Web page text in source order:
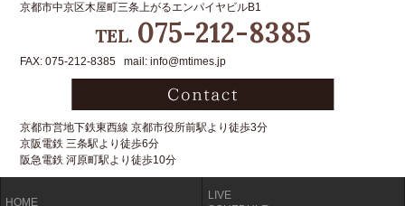
京都市中京区木屋町三条上がるエンパイヤビルB1
TEL. 075-212-8385
FAX: 075-212-8385 mail: info@mtimes.jp
京都市営地下鉄東西線 京都市役所前駅より徒歩3分
京阪電鉄 三条駅より徒歩6分
阪急電鉄 河原町駅より徒歩10分
HOME
LIVE